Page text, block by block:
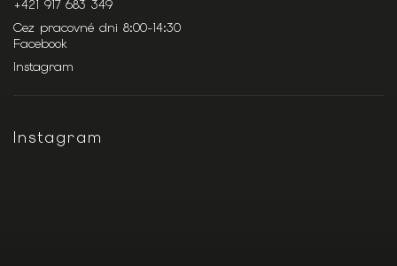
+421 917 683 349
Cez pracovné dni 8:00-14:30
Facebook
Instagram
Instagram